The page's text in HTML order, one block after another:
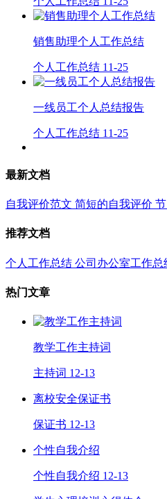
销售助理个人工作总结
个人工作总结 11-25
一线员工个人总结报告
个人工作总结 11-25
最新文档
自我评价范文 简短的自我评价
推荐文档
个人工作总结 公司办公室工作总
热门文章
教学工作主持词
主持词 12-13
离校安全保证书
保证书 12-13
个性自我介绍
个性自我介绍 12-13